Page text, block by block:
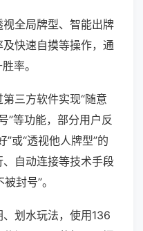
全局牌型、智能出牌
快速自摸等操作，通
率。
三方软件实现“随意
”等功能，部分用户反
”或“透视他人牌型”的
自动连接等技术手段
封号”。
划水玩法，使用136